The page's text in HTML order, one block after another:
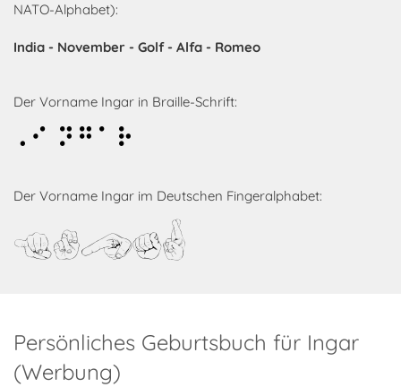
NATO-Alphabet):
India - November - Golf - Alfa - Romeo
Der Vorname Ingar in Braille-Schrift:
Ingar
Der Vorname Ingar im Deutschen Fingeralphabet:
Ingar
Persönliches Geburtsbuch für Ingar
(Werbung)